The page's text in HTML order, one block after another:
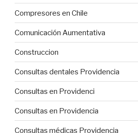
Compresores en Chile
Comunicación Aumentativa
Construccion
Consultas dentales Providencia
Consultas en Providenci
Consultas en Providencia
Consultas médicas Providencia